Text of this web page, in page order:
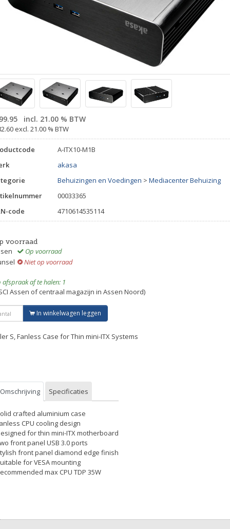
incl. 21.00 % BTW
excl. 21.00 % BTW
A-ITX10-M1B
akasa
Behuizingen en Voedingen > Mediacenter Behuizing
00033365
code
4710614535114
voorraad
Op voorraad
Niet op voorraad
afspraak af te halen: 1
Assen of centraal magazijn in Assen Noord)
In winkelwagen leggen
S, Fanless Case for Thin mini-ITX Systems
Omschrijving Specificaties
crafted aluminium case
CPU cooling design
for thin mini-ITX motherboard
front panel USB 3.0 ports
front panel diamond edge finish
for VESA mounting
max CPU TDP 35W